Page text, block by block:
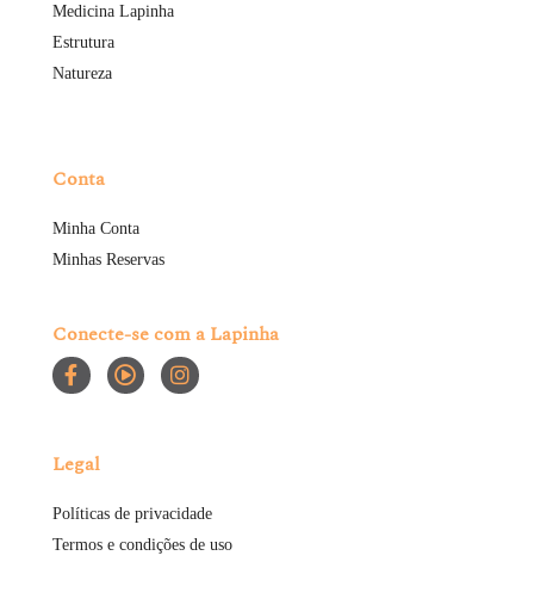
Medicina Lapinha
Estrutura
Natureza
Conta
Minha Conta
Minhas Reservas
Conecte-se com a Lapinha
Legal
Políticas de privacidade
Termos e condições de uso